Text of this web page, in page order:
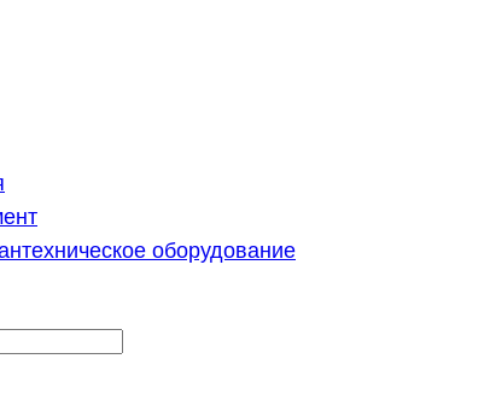
оборудование